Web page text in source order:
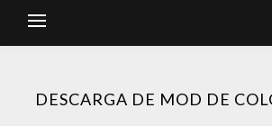
DESCARGA DE MOD DE